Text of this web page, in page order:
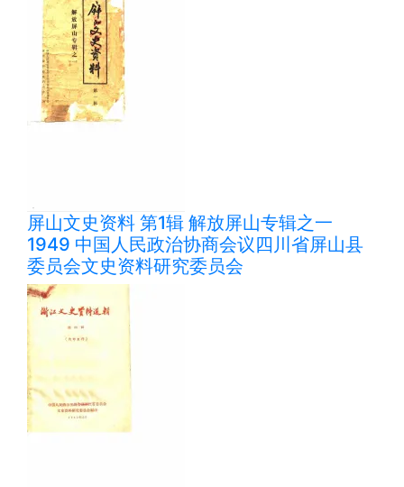
屏山文史资料 第1辑 解放屏山专辑之一
1949 中国人民政治协商会议四川省屏山县
委员会文史资料研究委员会